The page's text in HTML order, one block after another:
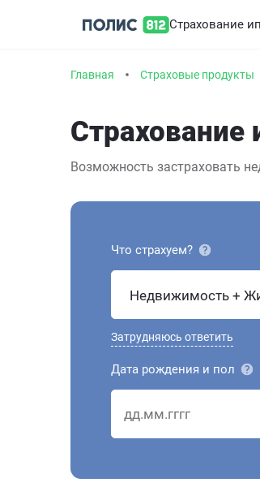
Страхование
Главная Страховые продукты
Страхование
Возможность застраховать
Что страхуем?
Затрудняюсь ответить
Дата рождения и пол